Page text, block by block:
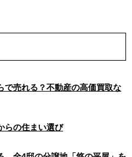
で売れる？不動産の高価買取な
らの住まい選び